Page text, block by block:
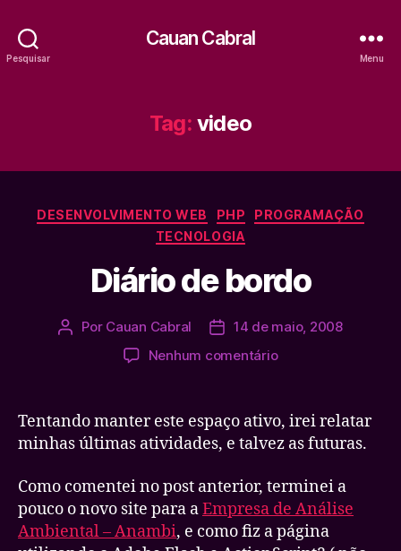
Pesquisar
Cauan Cabral
Menu
Tag: video
Categorias
DESENVOLVIMENTO WEB PHP
PROGRAMAÇÃO
TECNOLOGIA
Diário de bordo
Autor
Por Cauan Cabral
Data14 de maio, 2008
Nenhum comentárioem
bordo
Tentando manter este espaço ativo, irei relatar
minhas últimas atividades, e talvez as futuras.
Como comentei no post anterior, terminei a
pouco o novo site para aEmpresa de Análise
Ambiental – Anambi, e como fiz a página